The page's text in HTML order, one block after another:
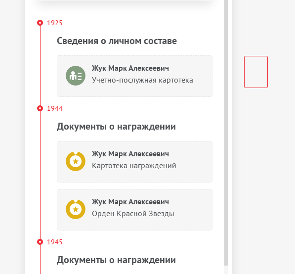
1925
Сведения о личном составе
Жук Марк Алексеевич
Учетно-послужная картотека
1944
Документы о награждении
Жук Марк Алексеевич
Картотека награждений
Жук Марк Алексеевич
Орден Красной Звезды
1945
Документы о награждении